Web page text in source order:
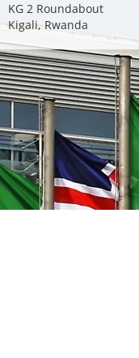
KG 2 Roundabout
Kigali, Rwanda